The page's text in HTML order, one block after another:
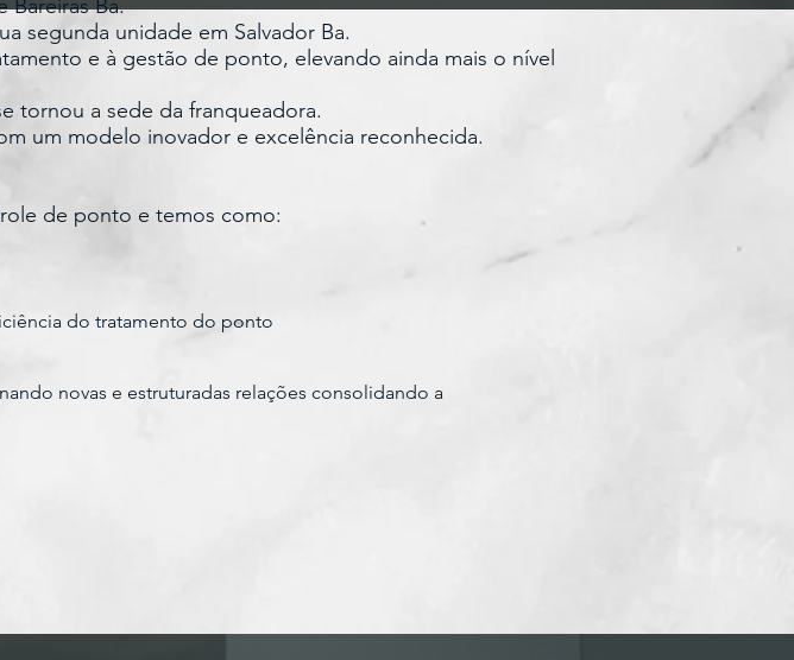
Bareiras Ba.
segunda unidade em Salvador Ba.
e à gestão de ponto, elevando ainda mais o nível
tornou a sede da franqueadora.
um modelo inovador e excelência reconhecida.
de ponto e temos como:
do tratamento do ponto
novas e estruturadas relações consolidando a